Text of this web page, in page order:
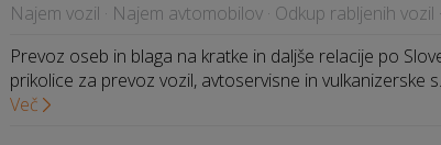
Najem vozil · Najem avtomobilov · Odkup rabljenih
Prevoz oseb in blaga na kratke in daljše relacije po
prikolice za prevoz vozil, avtoservisne in vulkanizerske
Več